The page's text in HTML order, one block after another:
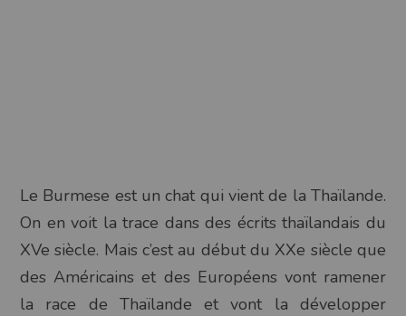
Le Burmese est un chat qui vient de la Thaïlande.
On en voit la trace dans des écrits thaïlandais du
XVe siècle. Mais c’est au début du XXe siècle que
des Américains et des Européens vont ramener
la race de Thaïlande et vont la développer